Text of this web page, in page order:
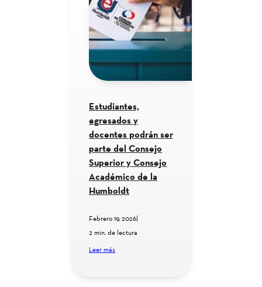
Estudiantes,
egresados y
docentes podrán ser
parte del Consejo
Superior y Consejo
Académico de la
Humboldt
Febrero 19, 2026|
2 min. de lectura
Leer más